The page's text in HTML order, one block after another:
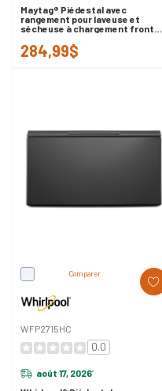
Maytag® Piédestal avec
rangement pour laveuse et
sécheuse à chargement frontal
284,99$
Comparer
WFP2715HC
0.0
août 17, 2026*